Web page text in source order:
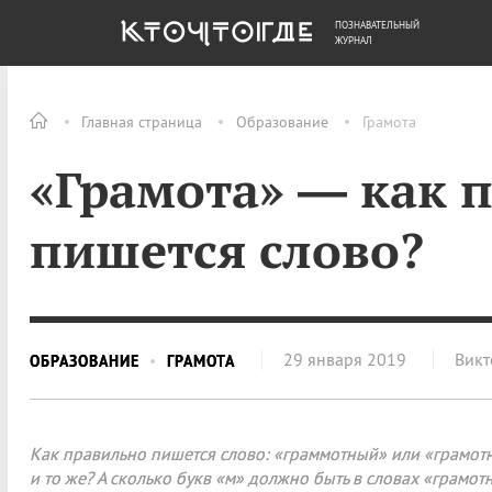
Главная страница Образование Грамота
«Грамота» — как
пишется слово?
ОБРАЗОВАНИЕ ГРАМОТА 29 января 2019
Как правильно пишется слово: «граммотный» или
и то же? А сколько букв «м» должно быть в словах
ОБЩЕСТВО ДЕНЬГИ
ПОЗНАВАТЕЛЬНЫЙ
ЖУРНАЛ